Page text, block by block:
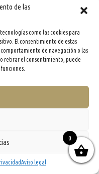
de las
como las cookies para
El consentimiento de estas
de navegación o las
retirar el consentimiento, puede
Aviso legal
0